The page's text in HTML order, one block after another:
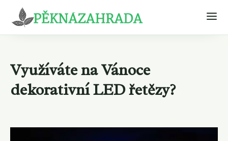
Využíváte na Vánoce
dekorativní LED řetězy?